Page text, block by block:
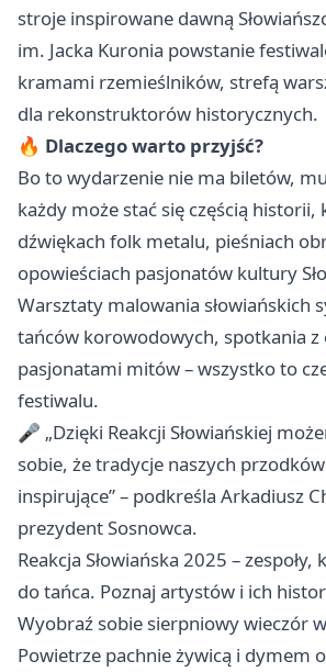
stroje inspirowane dawną
im. Jacka Kuronia powstanie
kramami rzemieślników, strefą
dla rekonstruktorów historycznych.
🔥 Dlaczego warto przyjść?
Bo to wydarzenie nie ma biletów,
każdy może stać się częścią historii,
dźwiękach folk metalu, pieśniach
opowieściach pasjonatów kultury
Warsztaty malowania słowiańskich
tańców korowodowych, spotkania z
pasjonatami mitów – wszystko to
festiwalu.
🎤 „Dzięki Reakcji Słowiańskiej
sobie, że tradycje naszych
inspirujące” – podkreśla Arkadiusz
prezydent Sosnowca.
Reakcja Słowiańska 2025 –
do tańca. Poznaj artystów i ich
Wyobraź sobie sierpniowy wieczór
Powietrze pachnie żywicą i dymem